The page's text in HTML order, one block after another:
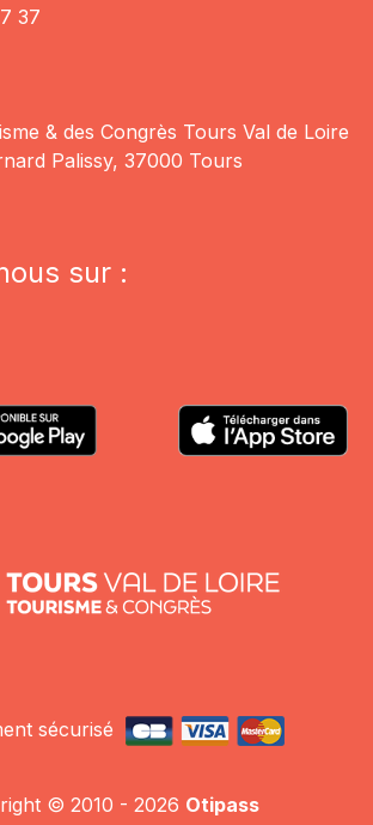
37
& des Congrès Tours Val de Loire
Palissy, 37000 Tours
sur :
sécurisé
© 2010 - 2026 Otipass